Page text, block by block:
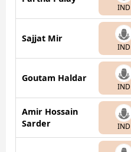
IND
Sajjat Mir
IND
Goutam Haldar
IND
Amir Hossain
Sarder
IND